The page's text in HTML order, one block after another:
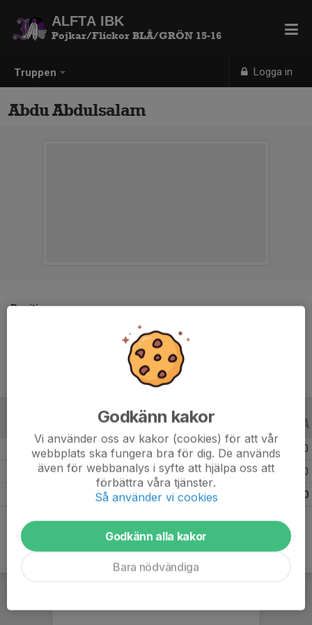
Truppen Logga in
ALFTA IBK
Pojkar/Flickor BLÅ/GRÖN 15-16
Abdu Abdulsalam
Position
-
10 år
ALLA ÅR
Säsongen 25/26 24 0 0
Säsongen 24/25 1 0
0
Godkänn kakor
Vi använder oss av kakor (cookies) för att vår
webbplats ska fungera bra för dig. De används
även för webbanalys i syfte att hjälpa oss att
förbättra våra tjänster.
Så använder vi cookies
Godkänn alla kakor
Bara nödvändiga